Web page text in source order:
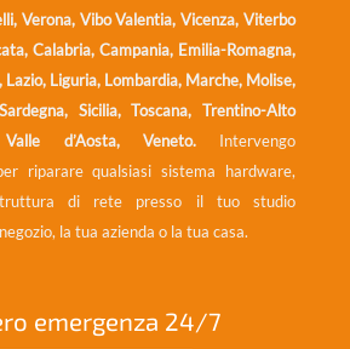
Verona, Vibo Valentia, Vicenza, Viterbo
Calabria, Campania, Emilia-Romagna,
Lazio, Liguria, Lombardia, Marche, Molise,
Sicilia, Toscana, Trentino-Alto
d’Aosta, Veneto. Intervengo
riparare qualsiasi sistema hardware,
di rete presso il tuo studio
la tua azienda o la tua casa.
emergenza 24/7